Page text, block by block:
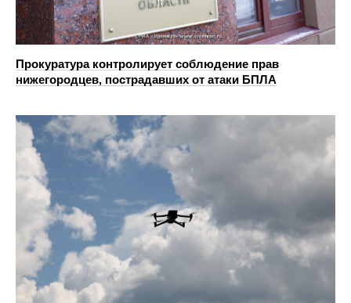
Прокуратура контролирует соблюдение прав
нижегородцев, пострадавших от атаки БПЛА